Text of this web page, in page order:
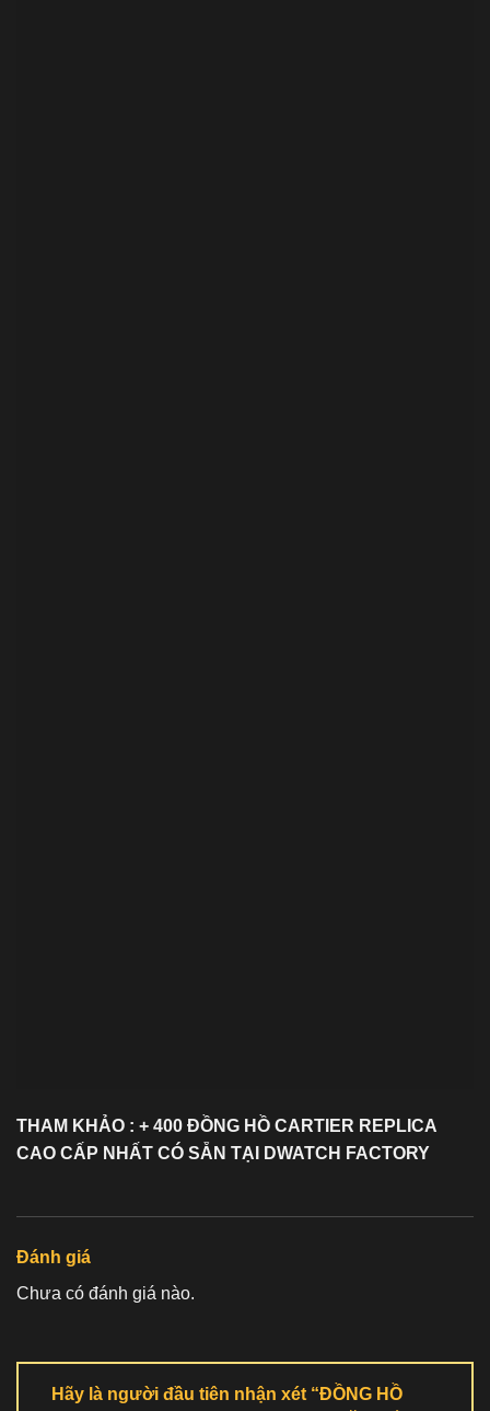
THAM KHẢO : + 400 ĐỒNG HỒ CARTIER REPLICA
CAO CẤP NHẤT CÓ SẴN TẠI DWATCH FACTORY
Đánh giá
Chưa có đánh giá nào.
Hãy là người đầu tiên nhận xét “ĐỒNG HỒ